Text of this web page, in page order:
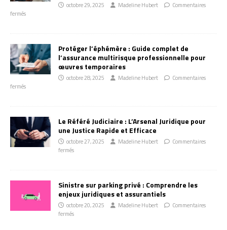
octobre 29, 2025 Madeline Hubert
Commentaires
fermés
Protéger l’éphémère : Guide complet de
l’assurance multirisque professionnelle pour
œuvres temporaires
octobre 28, 2025 Madeline Hubert
Commentaires
fermés
Le Référé Judiciaire : L’Arsenal Juridique pour
une Justice Rapide et Efficace
octobre 27, 2025 Madeline Hubert
Commentaires
fermés
Sinistre sur parking privé : Comprendre les
enjeux juridiques et assurantiels
octobre 20, 2025 Madeline Hubert
Commentaires
fermés